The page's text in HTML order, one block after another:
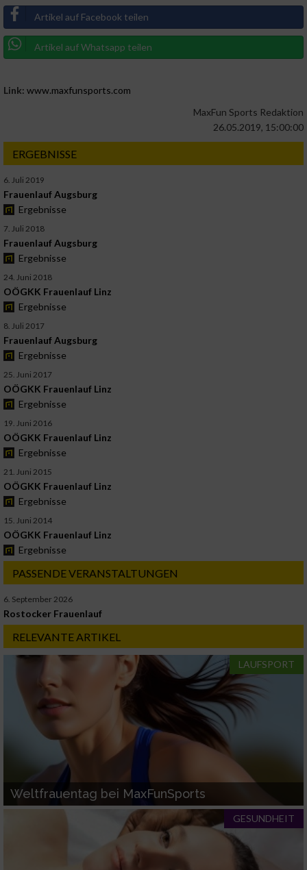
Artikel auf Facebook teilen
Artikel auf Whatsapp teilen
Link: www.maxfunsports.com
MaxFun Sports Redaktion
26.05.2019, 15:00:00
ERGEBNISSE
6. Juli 2019
Frauenlauf Augsburg
Ergebnisse
7. Juli 2018
Frauenlauf Augsburg
Ergebnisse
24. Juni 2018
OÖGKK Frauenlauf Linz
Ergebnisse
8. Juli 2017
Frauenlauf Augsburg
Ergebnisse
25. Juni 2017
OÖGKK Frauenlauf Linz
Ergebnisse
19. Juni 2016
OÖGKK Frauenlauf Linz
Ergebnisse
21. Juni 2015
OÖGKK Frauenlauf Linz
Ergebnisse
15. Juni 2014
OÖGKK Frauenlauf Linz
Ergebnisse
PASSENDE VERANSTALTUNGEN
6. September 2026
Rostocker Frauenlauf
RELEVANTE ARTIKEL
LAUFSPORT
Weltfrauentag bei MaxFunSports
GESUNDHEIT